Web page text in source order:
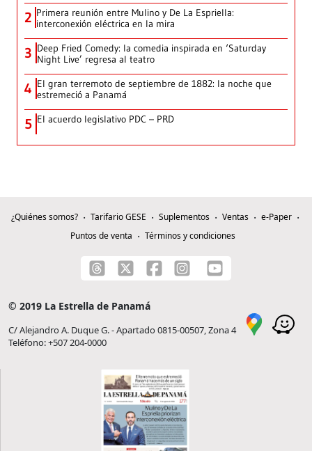
2 Primera reunión entre Mulino y De La Espriella:
interconexión eléctrica en la mira
3 Deep Fried Comedy: la comedia inspirada en ‘Saturday
Night Live’ regresa al teatro
4 El gran terremoto de septiembre de 1882: la noche que
estremeció a Panamá
5 El acuerdo legislativo PDC – PRD
¿Quiénes somos? Tarifario GESE Suplementos Ventas
e-Paper
Puntos de venta
Términos y condiciones
© 2019 La Estrella de Panamá
C/ Alejandro A. Duque G. - Apartado 0815-00507, Zona 4
Teléfono: +507 204-0000